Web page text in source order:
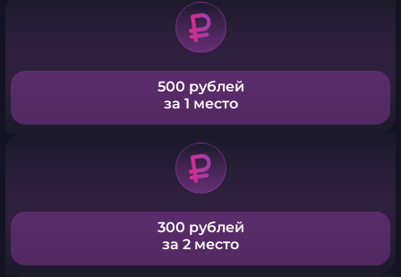
500 рублей
за 1 место
300 рублей
за 2 место